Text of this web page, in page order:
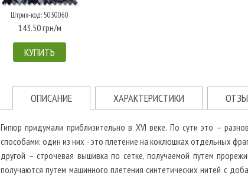
Штрих-код: 5030060
143.50 грн/м
КУПИТЬ
ОПИСАНИЕ ХАРАКТЕРИСТИКИ
Гипюр придумали приблизительно в XVI веке. По сути это –
способами: один из них - это плетение на коклюшках отдельных
другой – строчевая вышивка по сетке, получаемой путем
получаются путем машинного плетения синтетических нитей с